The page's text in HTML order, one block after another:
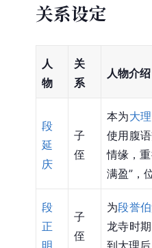
关系设定
人
物
关
系
人物介绍
段
延
庆
子
侄
本为大
使用腹
情缘，
满盈”，
段
正
子
侄
为段誉
龙寺时